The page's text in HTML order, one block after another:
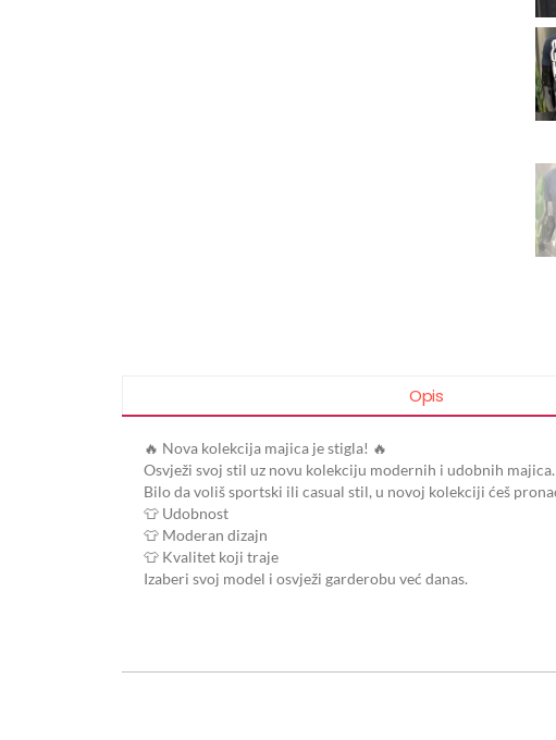
Opis
🔥 Nova kolekcija majica je stigla! 🔥
Osvježi svoj stil uz novu kolekciju modernih i udobnih
Bilo da voliš sportski ili casual stil, u novoj kolekciji ćeš
👕 Udobnost
👕 Moderan dizajn
👕 Kvalitet koji traje
Izaberi svoj model i osvježi garderobu već danas.